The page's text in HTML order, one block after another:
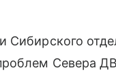
Сибирского
Севера